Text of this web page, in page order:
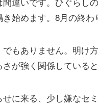
始めます。8月の終わ
もありません。明け
が強く関係している
に来る、少し嫌なセ